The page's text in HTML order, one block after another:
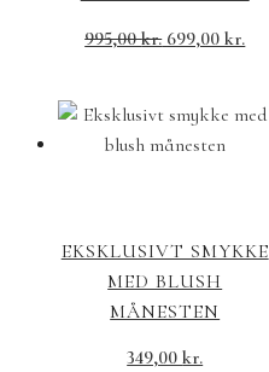
995,00kr. 699,00kr.
EKSKLUSIVT SMYKKE
MED BLUSH
MÅNESTEN
349,00kr.